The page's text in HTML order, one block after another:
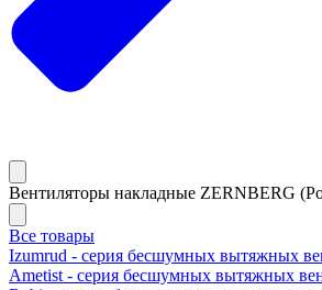
Вентиляторы накладные ZERNBERG
Все товары
Izumrud - серия бесшумных вытяжных
Ametist - серия бесшумных вытяжных